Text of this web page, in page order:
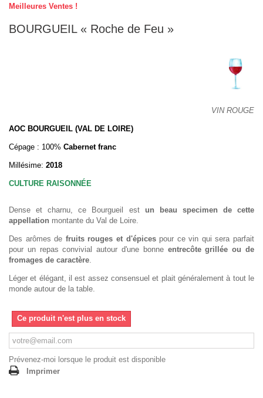
Meilleures Ventes !
BOURGUEIL « Roche de Feu »
VIN ROUGE
AOC BOURGUEIL (VAL DE LOIRE)
Cépage : 100% Cabernet franc
Millésime: 2018
CULTURE RAISONNÉE
Dense et charnu, ce Bourgueil est un beau specimen de cette
appellation montante du Val de Loire.
Des arômes de fruits rouges et d'épicespour ce vin qui sera parfait
pour un repas convivial autour d'une bonne entrecôte grillée ou de
fromages de caractère
Léger et élégant, il est assez consensuel et plait généralement à tout le
monde autour de la table.
Ce produit n'est plus en stock
Prévenez-moi lorsque le produit est disponible
Imprimer